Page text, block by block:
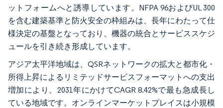
ットフォームへと誘導しています。NFPA 96およびUL 300
を含む建築基準と防火安全の枠組みは、長年にわたって仕
様決定の基盤となっており、機器の統合とサービススケジ
ュールを引き続き形成しています。
アジア太平洋地域は、QSRネットワークの拡大と都市化・
所得上昇によるリミテッドサービスフォーマットへの支出
増加により、2031年にかけてCAGR 8.42%で最も急成長し
ている地域です。オンラインマーケットプレイスは小規模